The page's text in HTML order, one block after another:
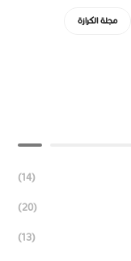
مجلة الكرازة
(14)
(20)
(13)